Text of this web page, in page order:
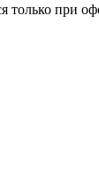
только при